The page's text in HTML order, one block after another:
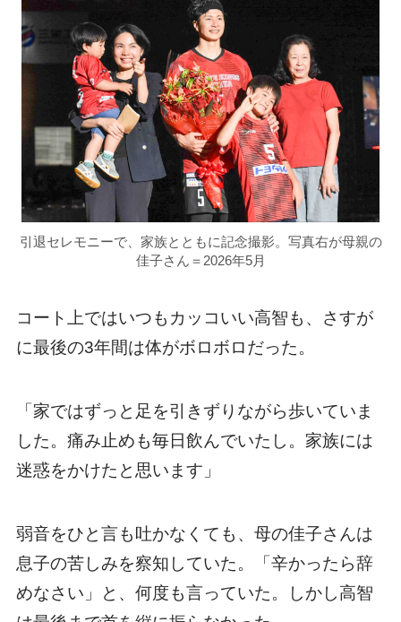
引退セレモニーで、家族とともに記念撮影。写真右が母親の
佳子さん＝2026年5月
コート上ではいつもカッコいい高智も、さすが
に最後の3年間は体がボロボロだった。
「家ではずっと足を引きずりながら歩いていま
した。痛み止めも毎日飲んでいたし。家族には
迷惑をかけたと思います」
弱音をひと言も吐かなくても、母の佳子さんは
息子の苦しみを察知していた。「辛かったら辞
めなさい」と、何度も言っていた。しかし高智